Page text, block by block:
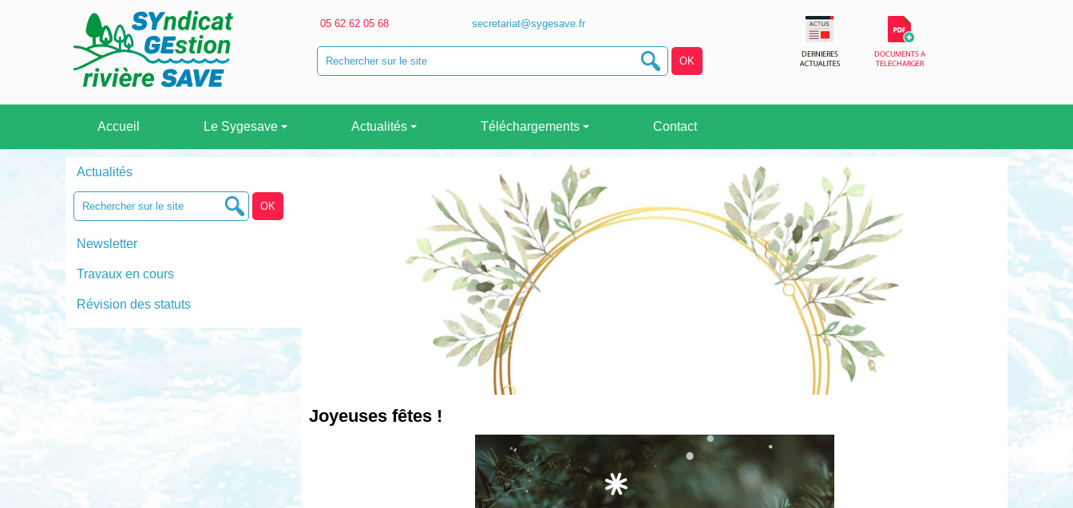
05 62 62 05 68 secretariat@sygesave.fr
Accueil Le Sygesave Actualités Téléchargements Contact
Actualités
Newsletter
Travaux en cours
Révision des statuts
Joyeuses fêtes !